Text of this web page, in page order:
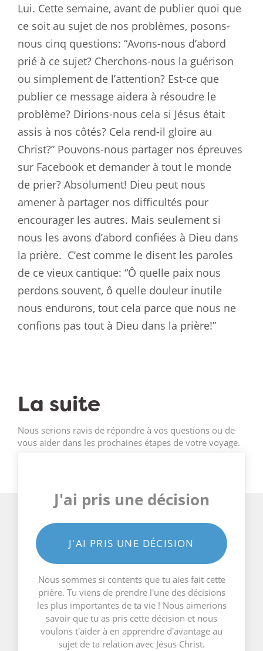
Lui. Cette semaine, avant de publier quoi que
ce soit au sujet de nos problèmes, posons-
nous cinq questions: “Avons-nous d’abord
prié à ce sujet? Cherchons-nous la guérison
ou simplement de l’attention? Est-ce que
publier ce message aidera à résoudre le
problème? Dirions-nous cela si Jésus était
assis à nos côtés? Cela rend-il gloire au
Christ?” Pouvons-nous partager nos épreuves
sur Facebook et demander à tout le monde
de prier? Absolument! Dieu peut nous
amener à partager nos difficultés pour
encourager les autres. Mais seulement si
nous les avons d’abord confiées à Dieu dans
la prière. C’est comme le disent les paroles
de ce vieux cantique: “Ô quelle paix nous
perdons souvent, ô quelle douleur inutile
nous endurons, tout cela parce que nous ne
confions pas tout à Dieu dans la prière!”
La suite
Nous serions ravis de répondre à vos questions ou de
vous aider dans les prochaines étapes de votre voyage.
J'ai pris une décision
J'AI PRIS UNE DÉCISION
Nous sommes si contents que tu aies fait cette
prière. Tu viens de prendre l'une des décisions
les plus importantes de ta vie ! Nous aimerions
savoir que tu as pris cette décision et nous
voulons t'aider à en apprendre d'avantage au
sujet de ta relation avec Jésus Christ.